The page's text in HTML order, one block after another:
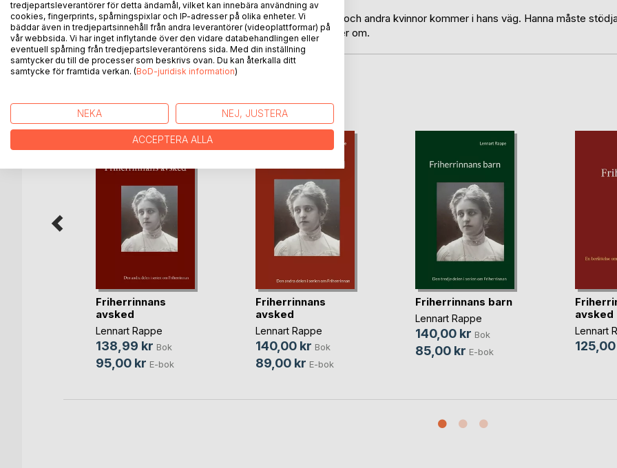
fri sin längtan tillbaka till sitt barndomshem.
Johan har svårt att axla sitt nya ansvar. Stora utgifter, spel och andra kvinnor kommer i hans väg. Hanna måste
Johan om de skall lyckas skapa den framtid båda drömmer om.
ANDRA TITLAR HOSBoD
Friherrinnans
avsked
Lennart Rappe
138,99 kr Bok
95,00 kr E-bok
Friherrinnans
avsked
Lennart Rappe
140,00 kr Bok
89,00 kr E-bok
Friherrinnans barn
Lennart Rappe
140,00 kr Bok
85,00 kr E-bok
avsked
Lennart
tredjepartsleverantörer för detta ändamål, vilket kan innebära användning av
cookies, fingerprints, spårningspixlar och IP-adresser på olika enheter. Vi
bäddar även in tredjepartsinnehåll från andra leverantörer (videoplattformar) på
vår webbsida. Vi har inget inflytande över den vidare databehandlingen eller
eventuell spårning från tredjepartsleverantörens sida. Med din inställning
samtycker du till de processer som beskrivs ovan. Du kan återkalla ditt
samtycke för framtida verkan. (BoD-juridisk information)
NEKA NEJ, JUSTERA
ACCEPTERA ALLA